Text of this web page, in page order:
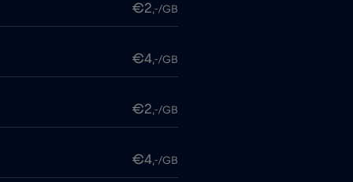
€2,-/GB
€4,-/GB
€2,-/GB
€4,-/GB